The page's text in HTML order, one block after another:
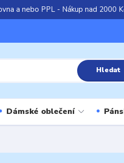
a nebo PPL - Nákup nad 2000
Hledat
Dámské oblečení